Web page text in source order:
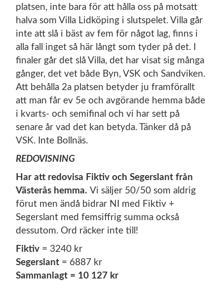
platsen, inte bara för att hålla oss på motsatt
halva som Villa Lidköping i slutspelet. Villa går
inte att slå i bäst av fem för något lag, finns i
alla fall inget så här långt som tyder på det. I
finaler går det slå Villa, det har visat sig många
gånger, det vet både Byn, VSK och Sandviken.
Att behålla 2a platsen betyder ju framförallt
att man får ev 5e och avgörande hemma både
i kvarts- och semifinal och vi har sett på
senare år vad det kan betyda. Tänker då på
VSK. Inte Bollnäs.
REDOVISNING
Har att redovisa Fiktiv och Segerslant från
Västerås hemma. Vi säljer 50/50 som aldrig
förut men ändå bidrar NI med Fiktiv +
Segerslant med femsiffrig summa också
dessutom. Ord räcker inte till!
Fiktiv = 3240 kr
Segerslant = 6887 kr
Sammanlagt = 10 127 kr